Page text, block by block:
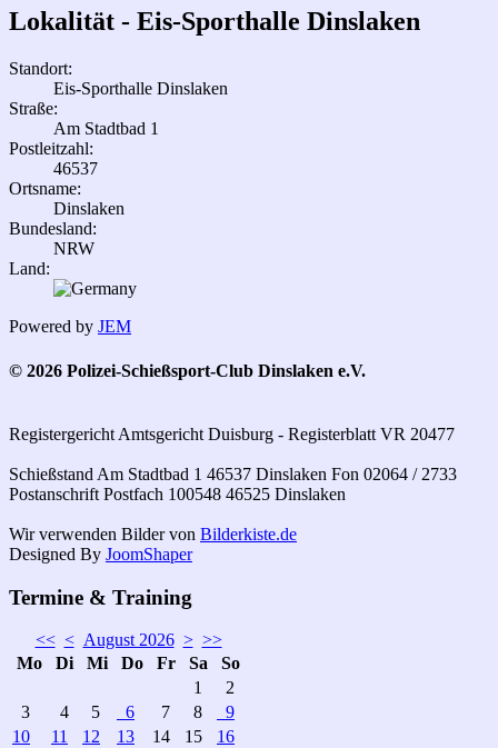
Lokalität - Eis-Sporthalle Dinslaken
Standort:
Eis-Sporthalle Dinslaken
Straße:
Am Stadtbad 1
Postleitzahl:
46537
Ortsname:
Dinslaken
Bundesland:
NRW
Land:
Powered by JEM
© 2026 Polizei-Schießsport-Club Dinslaken e.V.
Registergericht Amtsgericht Duisburg - Registerblatt VR 20477
Schießstand Am Stadtbad 1 46537 Dinslaken Fon 02064 / 2733
Postanschrift Postfach 100548 46525 Dinslaken
Wir verwenden Bilder von Bilderkiste.de
Designed By JoomShaper
Termine & Training
<< < August 2026 > >>
Mo
Di Mi Do Fr Sa
So
1
2
3
4 5 6 7 8
9
10
11 12 13 14 15
16